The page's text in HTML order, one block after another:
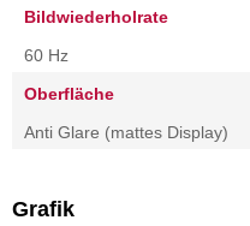
Bildwiederholrate
60 Hz
Oberfläche
Anti Glare (mattes Display)
Grafik